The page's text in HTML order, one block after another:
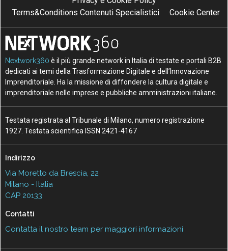
Terms&Conditions Contenuti Specialistici
Cookie Center
Nextwork360 è il più grande network in Italia di testate e portali B2B
dedicati ai temi della Trasformazione Digitale e dell’Innovazione
Imprenditoriale. Ha la missione di diffondere la cultura digitale e
imprenditoriale nelle imprese e pubbliche amministrazioni italiane.
Testata registrata al Tribunale di Milano, numero registrazione
1927. Testata scientifica ISSN 2421-4167
Indirizzo
Via Moretto da Brescia, 22
Milano - Italia
CAP 20133
Contatti
Contatta il nostro team per maggiori informazioni